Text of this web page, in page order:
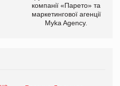
компанії «Парето» та
маркетингової агенції
Myka Agency.